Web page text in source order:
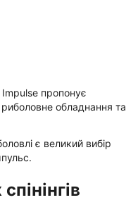
Impulse пропонує
обладнання та
є великий вибір